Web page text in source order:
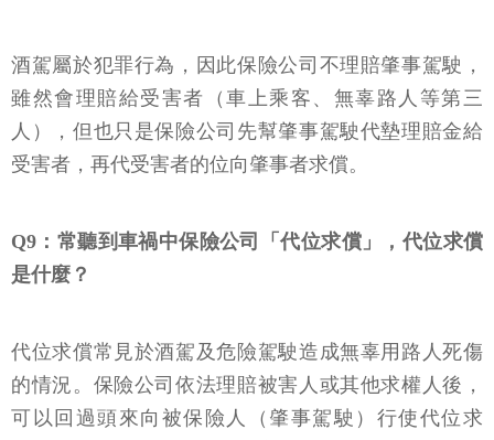
酒駕屬於犯罪行為，因此保險公司不理賠肇事駕駛，
雖然會理賠給受害者（車上乘客、無辜路人等第三
人），但也只是保險公司先幫肇事駕駛代墊理賠金給
受害者，再代受害者的位向肇事者求償。
Q9：常聽到車禍中保險公司「代位求償」，代位求償
是什麼？
代位求償常見於酒駕及危險駕駛造成無辜用路人死傷
的情況。保險公司依法理賠被害人或其他求權人後，
可以回過頭來向被保險人（肇事駕駛）行使代位求